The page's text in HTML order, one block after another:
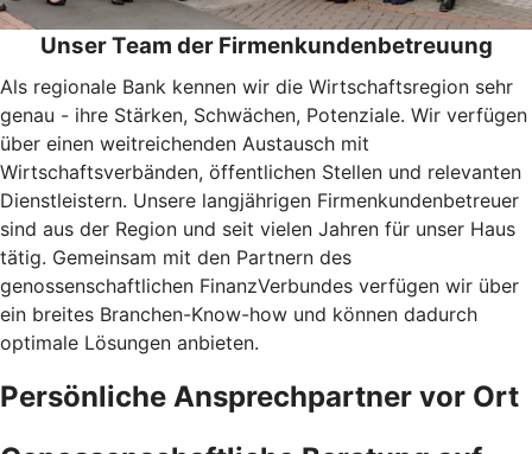
Unser Team der Firmenkundenbetreuung
Als regionale Bank kennen wir die Wirtschaftsregion sehr
genau - ihre Stärken, Schwächen, Potenziale. Wir verfügen
über einen weitreichenden Austausch mit
Wirtschaftsverbänden, öffentlichen Stellen und relevanten
Dienstleistern. Unsere langjährigen Firmenkundenbetreuer
sind aus der Region und seit vielen Jahren für unser Haus
tätig. Gemeinsam mit den Partnern des
genossenschaftlichen FinanzVerbundes verfügen wir über
ein breites Branchen-Know-how und können dadurch
optimale Lösungen anbieten.
Persönliche Ansprechpartner vor Ort